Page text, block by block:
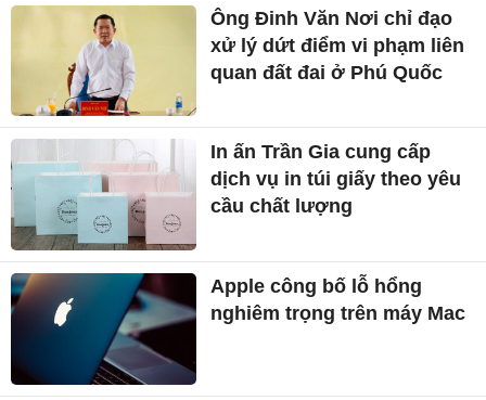
Ông Đinh Văn Nơi chỉ đạo
xử lý dứt điểm vi phạm liên
quan đất đai ở Phú Quốc
In ấn Trần Gia cung cấp
dịch vụ in túi giấy theo yêu
cầu chất lượng
Apple công bố lỗ hổng
nghiêm trọng trên máy Mac